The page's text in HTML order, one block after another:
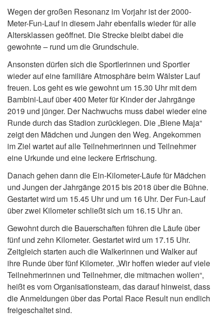
Wegen der großen Resonanz im Vorjahr ist der 2000-
Meter-Fun-Lauf in diesem Jahr ebenfalls wieder für alle
Altersklassen geöffnet. Die Strecke bleibt dabei die
gewohnte – rund um die Grundschule.
Ansonsten dürfen sich die Sportlerinnen und Sportler
wieder auf eine familiäre Atmosphäre beim Wälster Lauf
freuen. Los geht es wie gewohnt um 15.30 Uhr mit dem
Bambini-Lauf über 400 Meter für Kinder der Jahrgänge
2019 und jünger. Der Nachwuchs muss dabei wieder eine
Runde durch das Stadion zurücklegen. Die „Biene Maja“
zeigt den Mädchen und Jungen den Weg. Angekommen
im Ziel wartet auf alle Teilnehmerinnen und Teilnehmer
eine Urkunde und eine leckere Erfrischung.
Danach gehen dann die Ein-Kilometer-Läufe für Mädchen
und Jungen der Jahrgänge 2015 bis 2018 über die Bühne.
Gestartet wird um 15.45 Uhr und um 16 Uhr. Der Fun-Lauf
über zwei Kilometer schließt sich um 16.15 Uhr an.
Gewohnt durch die Bauerschaften führen die Läufe über
fünf und zehn Kilometer. Gestartet wird um 17.15 Uhr.
Zeitgleich starten auch die Walkerinnen und Walker auf
ihre Runde über fünf Kilometer. „Wir hoffen wieder auf viele
Teilnehmerinnen und Teilnehmer, die mitmachen wollen“,
heißt es vom Organisationsteam, das darauf hinweist, dass
die Anmeldungen über das Portal Race Result nun endlich
freigeschaltet sind.